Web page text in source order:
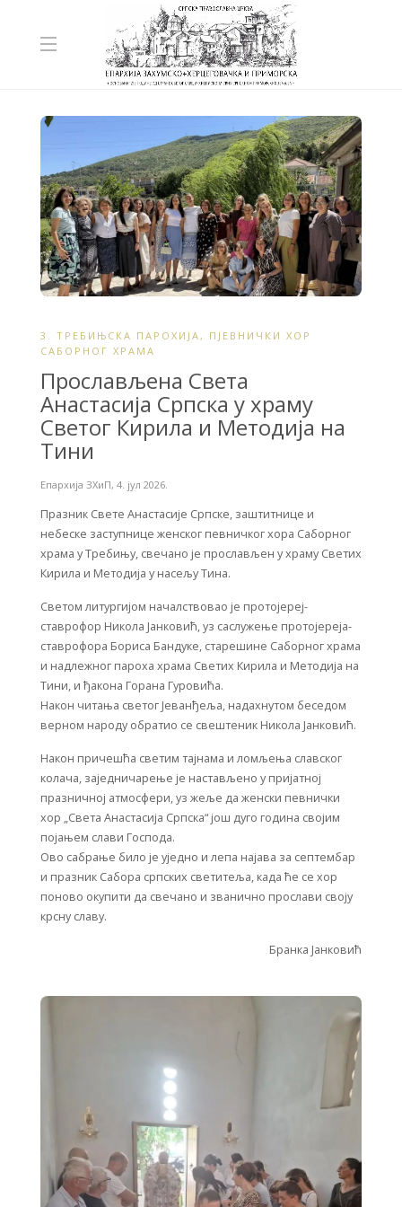
3. ТРЕБИЊСКА ПАРОХИЈА, ПЈЕВНИЧКИ ХОР
САБОРНОГ ХРАМА
Прослављена Света
Анастасија Српска у храму
Светог Кирила и Методија на
Тини
Епархија ЗХиП, 4. јул 2026.
Празник Свете Анастасије Српске, заштитнице и
небеске заступнице женског певничког хора Саборног
храма у Требињу, свечано је прослављен у храму Светих
Кирила и Методија у насељу Тина.
Светом литургијом началствовао је протојереј-
ставрофор Никола Јанковић, уз саслужење протојереја-
ставрофора Бориса Бандуке, старешине Саборног храма
и надлежног пароха храма Светих Кирила и Методија на
Тини, и ђакона Горана Гуровића.
Након читања светог Јеванђеља, надахнутом беседом
верном народу обратио се свештеник Никола Јанковић.
Након причешћа светим тајнама и ломљења славског
колача, заједничарење је настављено у пријатној
празничној атмосфери, уз жеље да женски певнички
хор „Света Анастасија Српска“ још дуго година својим
појањем слави Господа.
Ово сабрање било је уједно и лепа најава за септембар
и празник Сабора српских светитеља, када ће се хор
поново окупити да свечано и званично прослави своју
крсну славу.
Бранка Јанковић